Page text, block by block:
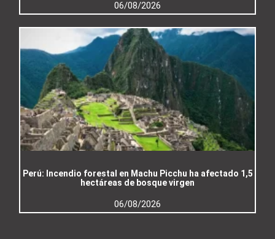
06/08/2026
Perú: Incendio forestal en Machu Picchu ha afectado 1,5
hectáreas de bosque virgen
06/08/2026